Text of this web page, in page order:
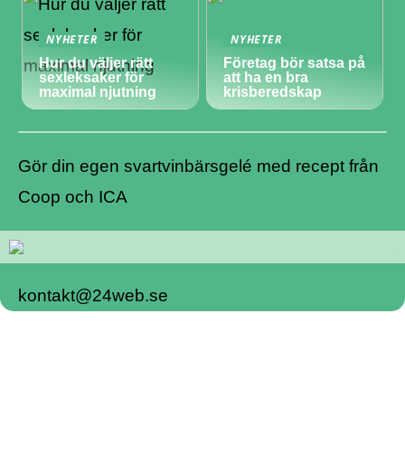
NYHETER
Hur du väljer rätt
sexleksaker för
maximal njutning
NYHETER
Företag bör satsa på
att ha en bra
krisberedskap
Gör din egen svartvinbärsgelé med recept från
Coop och ICA
kontakt@24web.se